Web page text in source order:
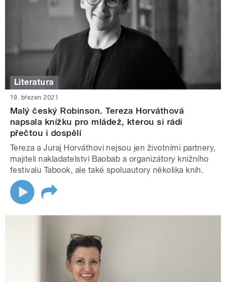
Literatura
19. březen 2021
Malý český Robinson. Tereza Horváthová
napsala knížku pro mládež, kterou si rádi
přečtou i dospělí
Tereza a Juraj Horváthovi nejsou jen životními partnery,
majiteli nakladatelství Baobab a organizátory knižního
festivalu Tabook, ale také spoluautory několika knih.